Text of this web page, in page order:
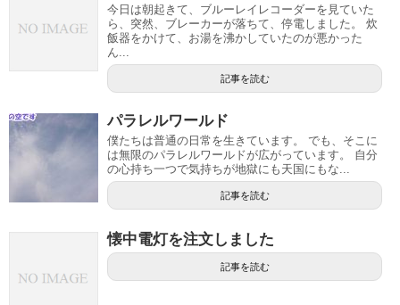
今日は朝起きて、ブルーレイレコーダーを見ていた
ら、突然、ブレーカーが落ちて、停電しました。 炊
飯器をかけて、お湯を沸かしていたのが悪かった
ん...
記事を読む
パラレルワールド
僕たちは普通の日常を生きています。 でも、そこに
は無限のパラレルワールドが広がっています。 自分
の心持ち一つで気持ちが地獄にも天国にもな...
記事を読む
懐中電灯を注文しました
記事を読む